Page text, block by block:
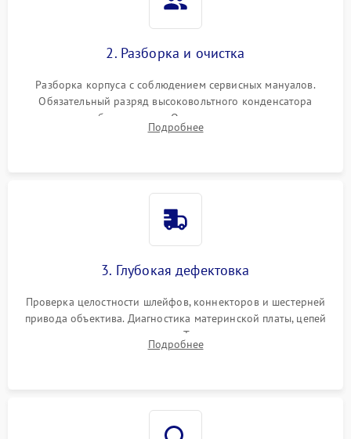
2. Разборка и очистка
Разборка корпуса с соблюдением сервисных мануалов.
Обязательный разряд высоковольтного конденсатора
вспышки для безопасности. Очистка внутренних узлов от
пыли, песка и следов влаги с помощью спецсредств.
Подробнее
3. Глубокая дефектовка
Проверка целостности шлейфов, коннекторов и шестерней
привода объектива. Диагностика материнской платы, цепей
питания и картоприемника. Тестирование механизма
затвора и блока внутрикамерной стабилизации.
Подробнее